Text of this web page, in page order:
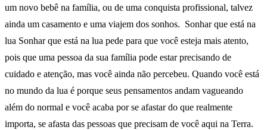
um novo bebê na família, ou de uma conquista profissional, talvez
ainda um casamento e uma viajem dos sonhos. Sonhar que está na
lua Sonhar que está na lua pede para que você esteja mais atento,
pois que uma pessoa da sua família pode estar precisando de
cuidado e atenção, mas você ainda não percebeu. Quando você está
no mundo da lua é porque seus pensamentos andam vagueando
além do normal e você acaba por se afastar do que realmente
importa, se afasta das pessoas que precisam de você aqui na Terra.